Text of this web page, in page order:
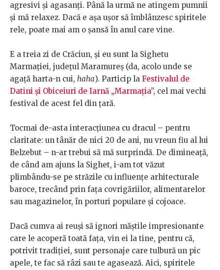
agresivi și agasanți. Până la urmă ne atingem pumnii
și mă relaxez. Dacă e așa ușor să îmblânzesc spiritele
rele, poate mai am o șansă în anul care vine.
E a treia zi de Crăciun, și eu sunt la Sighetu
Marmației, județul Maramureș (da, acolo unde se
agață harta-n cui, haha). Particip la Festivalul de
Datini și Obiceiuri de Iarnă „Marmația”, cel mai vechi
festival de acest fel din țară.
Tocmai de-asta interacțiunea cu dracul – pentru
claritate: un tânăr de nici 20 de ani, nu vreun fiu al lui
Belzebut – n-ar trebui să mă surprindă. De dimineață,
de când am ajuns la Sighet, i-am tot văzut
plimbându-se pe străzile cu influențe arhitecturale
baroce, trecând prin fața covrigăriilor, alimentarelor
sau magazinelor, în porturi populare și cojoace.
Dacă cumva ai reuși să ignori măștile impresionante
care le acoperă toată fața, vin ei la tine, pentru că,
potrivit tradiției, sunt personaje care tulbură un pic
apele, te fac să râzi sau te agasează. Aici, spiritele